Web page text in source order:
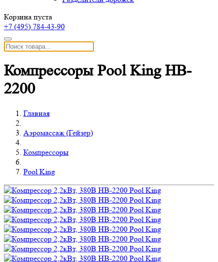
Корзина пуста
+7 (495) 784-43-90
Компрессоры Pool King HB-
2200
Главная
Аэромассаж (Гейзер)
Компрессоры
Pool King